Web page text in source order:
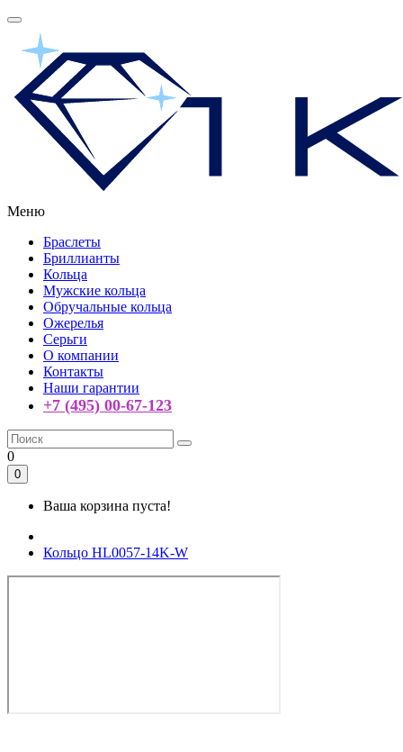
Меню
Браслеты
Бриллианты
Кольца
Мужские кольца
Обручальные кольца
Ожерелья
Серьги
О компании
Контакты
Наши гарантии
+7 (495) 00-67-123
0
0
Ваша корзина пуста!
Кольцо HL0057-14K-W